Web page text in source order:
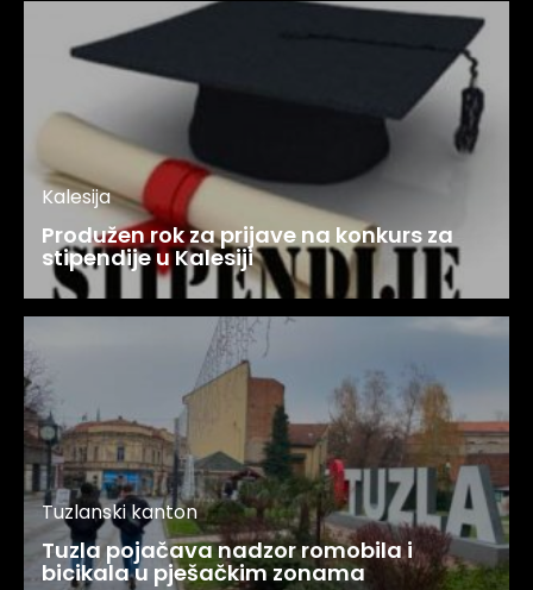
Kalesija
Produžen rok za prijave na konkurs za
stipendije u Kalesiji
Tuzlanski kanton
Tuzla pojačava nadzor romobila i
bicikala u pješačkim zonama